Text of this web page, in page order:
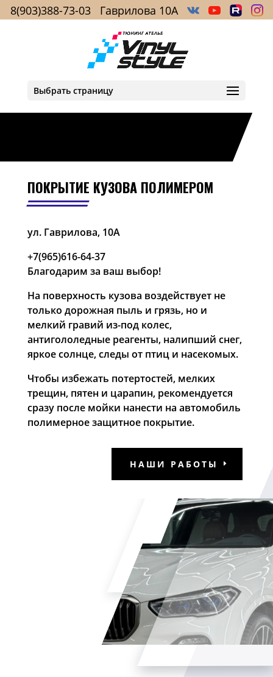
Выбрать страницу
ПОКРЫТИЕ КУЗОВА ПОЛИМЕРОМ
ул. Гаврилова, 10А
+7(965)616-64-37
Благодарим за ваш выбор!
На поверхность кузова воздействует не
только дорожная пыль и грязь, но и
мелкий гравий из-под колес,
антигололедные реагенты, налипший снег,
яркое солнце, следы от птиц и насекомых.
Чтобы избежать потертостей, мелких
трещин, пятен и царапин, рекомендуется
сразу после мойки нанести на автомобиль
полимерное защитное покрытие.
НАШИ РАБОТЫ
8(903)388-73-03 Гаврилова 10А